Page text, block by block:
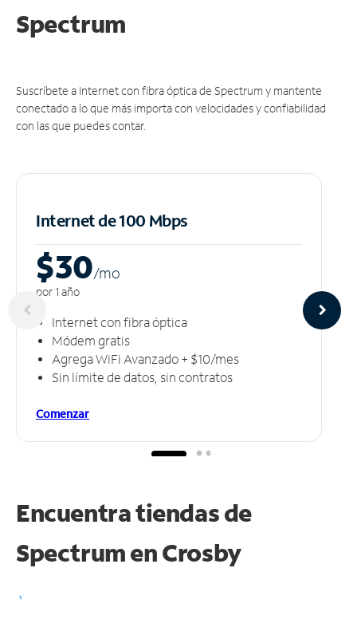
Spectrum
Suscríbete a Internet con fibra óptica de Spectrum y mantente
conectado a lo que más importa con velocidades y confiabilidad
con las que puedes contar.
Internet de 100 Mbps
$30/mo
por 1 año
Internet con fibra óptica
Módem gratis
Agrega WiFi Avanzado + $10/mes
Sin límite de datos, sin contratos
Comenzar
Encuentra tiendas de
Spectrum enCrosby